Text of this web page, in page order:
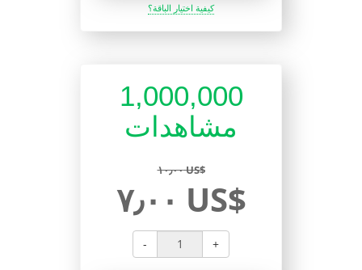
كيفية اختيار الباقة؟
1,000,000
مشاهدات
١٠٫٠٠ US$
٧٫٠٠ US$
- +